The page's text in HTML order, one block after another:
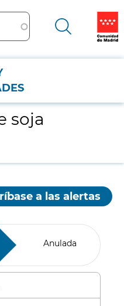
soja
a las alertas
Anulada